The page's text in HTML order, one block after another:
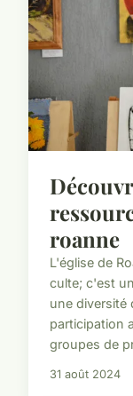
roanne
L'église de
culte; c'est
une diversité
participation
groupes de
31 août 2024